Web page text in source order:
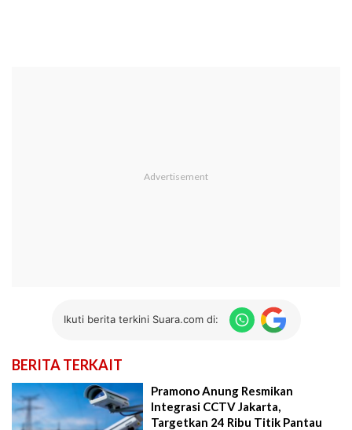
Ikuti berita terkini Suara.com di:
BERITA TERKAIT
Pramono Anung Resmikan
Integrasi CCTV Jakarta,
Targetkan 24 Ribu Titik Pantau